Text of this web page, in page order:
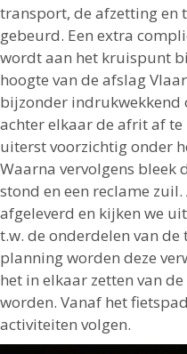
transport, de afzetting en
gebeurd. Een extra
wordt aan het kruispunt
hoogte van de afslag
bijzonder indrukwekkend
achter elkaar de afrit af te
uiterst voorzichtig onder
Waarna vervolgens bleek
stond en een reclame
afgeleverd en kijken we
t.w. de onderdelen van
planning worden deze
het in elkaar zetten van
worden. Vanaf het
activiteiten volgen.